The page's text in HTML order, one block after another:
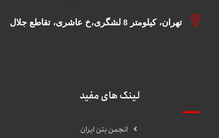
تهران، کیلومتر 8 لشگری،خ عاشری، تقاطع جلال
لینک های مفید
انجمن بتن ایران